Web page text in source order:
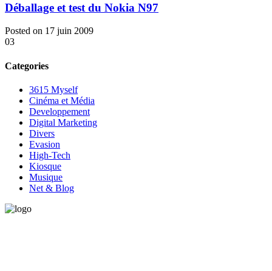
Déballage et test du Nokia N97
Posted on 17 juin 2009
03
Categories
3615 Myself
Cinéma et Média
Developpement
Digital Marketing
Divers
Evasion
High-Tech
Kiosque
Musique
Net & Blog